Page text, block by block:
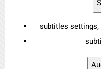
subtitles settings,